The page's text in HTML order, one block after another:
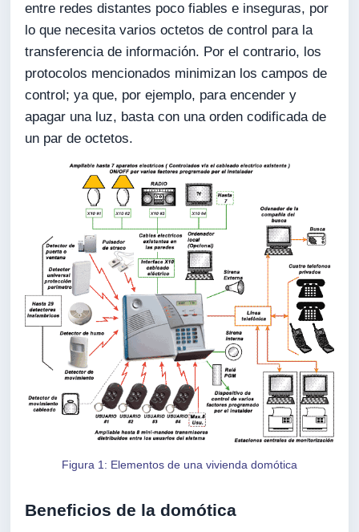
entre redes distantes poco fiables e inseguras, por
lo que necesita varios octetos de control para la
transferencia de información. Por el contrario, los
protocolos mencionados minimizan los campos de
control; ya que, por ejemplo, para encender y
apagar una luz, basta con una orden codificada de
un par de octetos.
Figura 1: Elementos de una vivienda domótica
Beneficios de la domótica